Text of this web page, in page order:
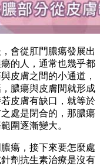
會從肛門膿瘍發展出
的人，通常也幾乎都
皮膚之間的小通道，
膿瘍與皮膚間就形成
皮膚有缺口，就等於
處是閉合的，那膿瘍
圍逐漸變大。
瘍，接下來要怎麼處
劑抗生素治療是沒有